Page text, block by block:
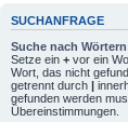
SUCHANFRAGE
Suche nach
Setze ein + vor ein
Wort, das nicht
getrennt durch |
gefunden werden
Übereinstimmungen.